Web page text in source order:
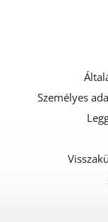
Személyes